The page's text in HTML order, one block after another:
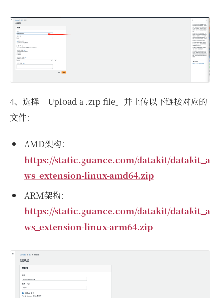
4、选择「Upload a .zip file」并上传以下链接对应的
文件：
AMD架构：
https://static.guance.com/datakit/datakit_a
ws_extension-linux-amd64.zip
ARM架构：
https://static.guance.com/datakit/datakit_a
ws_extension-linux-arm64.zip